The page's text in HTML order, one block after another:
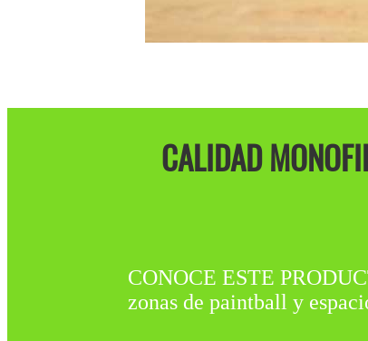
CALIDAD
CONOCE ESTE
zonas de paintball y